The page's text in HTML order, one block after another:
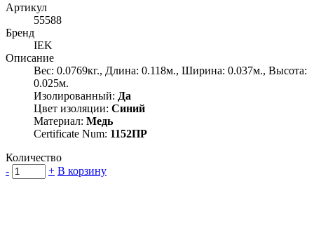
Артикул
55588
Бренд
IEK
Описание
Вес: 0.0769кг., Длина: 0.118м., Ширина: 0.037м., Высота:
0.025м.
Изолированный: Да
Цвет изоляции: Синий
Материал: Медь
Certificate Num: 1152ПР
Количество
-
+ В корзину